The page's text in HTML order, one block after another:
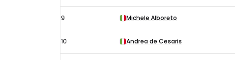
9 Michele Alboreto
10 Andrea de Cesaris